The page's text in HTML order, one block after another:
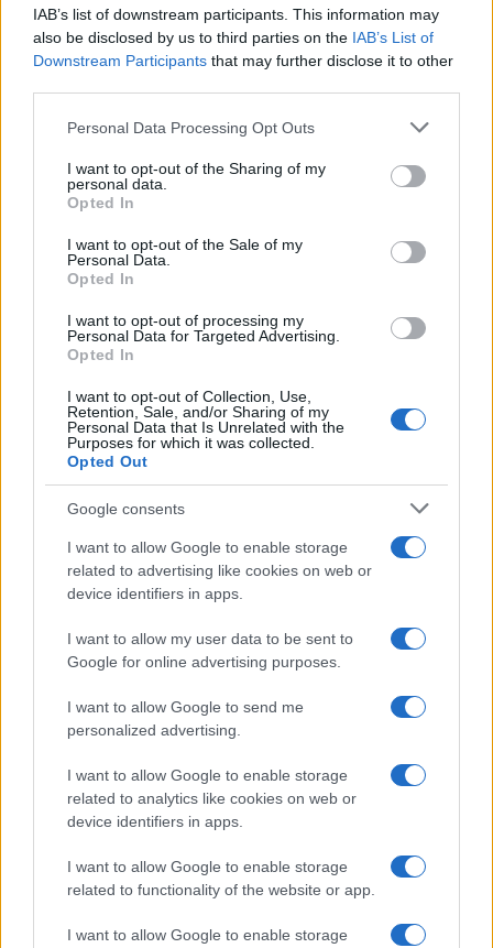
IAB’s list of downstream participants. This information may
also be disclosed by us to third parties on the IAB’s List of
Downstream Participants that may further disclose it to other
Please note that this website/app uses one or more Google
not limited to your visit or usage behaviour. You may click to
grant or deny consent to Google and its third-party tags to
use your data for below specified purposes in below Google
consent section.
Personal Data Processing Opt Outs
I want to opt-out of the Sharing of my
personal data.
Opted In
I want to opt-out of the Sale of my
Personal Data.
Opted In
I want to opt-out of processing my
Personal Data for Targeted Advertising.
Opted In
I want to opt-out of Collection, Use,
Retention, Sale, and/or Sharing of my
Personal Data that Is Unrelated with the
Purposes for which it was collected.
Opted Out
Google consents
I want to allow Google to enable storage
related to advertising like cookies on web or
device identifiers in apps.
I want to allow my user data to be sent to
Google for online advertising purposes.
I want to allow Google to send me
personalized advertising.
I want to allow Google to enable storage
related to analytics like cookies on web or
device identifiers in apps.
I want to allow Google to enable storage
related to functionality of the website or app.
I want to allow Google to enable storage
Strada Sassari-Olbia, incidente all’alba: ferito il
conducente
Eventi in Gallura, da Jovanotti alla zuppa
gallurese: gli appuntamenti da non perdere
Lettini e arredi abusivi sulla spiaggia libera,
sequestri a Olbia e Arzachena
È morto Francesco Guccini, il maestro che si
NECROLOGIE
Mario Malu
Paolo Pinna
Martina Agostina Diturco